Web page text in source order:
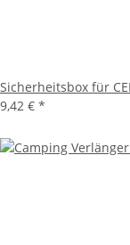
Sicherheitsbox für
9,42 € *